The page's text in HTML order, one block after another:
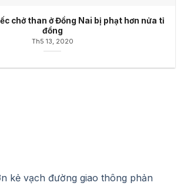
chở than ở Đồng Nai bị phạt hơn nửa tỉ
đồng
Th5 13, 2020
kẻ vạch đường giao thông phản